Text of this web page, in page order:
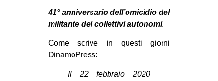
MILANO
41° anniversario dell’omicidio del
militante dei collettivi autonomi.
Come scrive in questi giorni
DinamoPress:
Il 22 febbraio 2020